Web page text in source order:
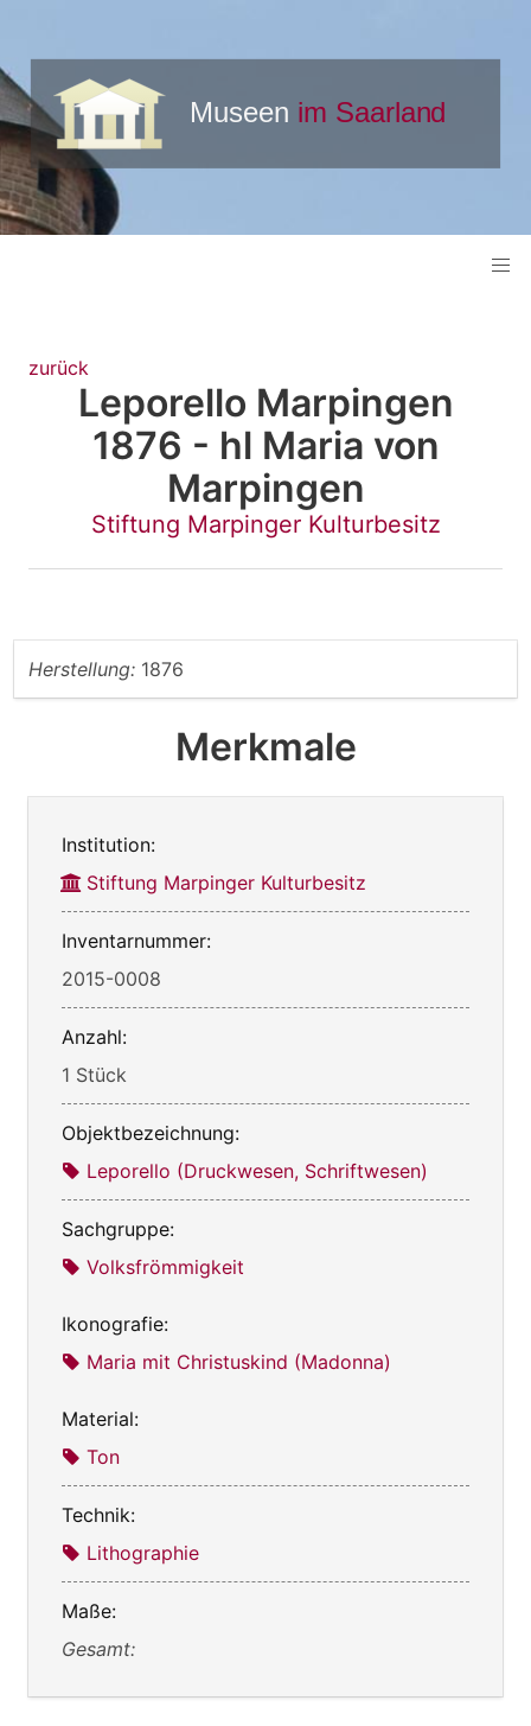
zurück
Leporello Marpingen
1876 - hl Maria von
Marpingen
Stiftung Marpinger Kulturbesitz
Herstellung: 1876
Merkmale
Institution:
Stiftung Marpinger Kulturbesitz
Inventarnummer:
2015-0008
Anzahl:
1 Stück
Objektbezeichnung:
Leporello (Druckwesen, Schriftwesen)
Sachgruppe:
Volksfrömmigkeit
Ikonografie:
Maria mit Christuskind (Madonna)
Material:
Ton
Technik:
Lithographie
Maße:
Gesamt: